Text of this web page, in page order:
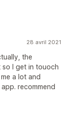
28 avril 2021
the
I get in touoch
a lot and
recommend